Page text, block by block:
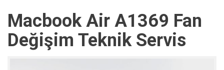
Macbook Air A1369 Fan
Değişim Teknik Servis